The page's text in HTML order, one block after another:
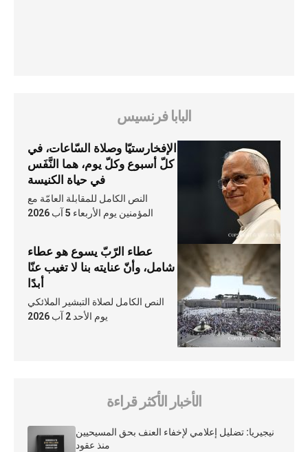
البابا فرنسيس
الإفخارستيّا وصلاة السّاعات، في
كلّ أسبوع وكلّ يوم، هما النَّفَس
في حياة الكنيسة
النص الكامل للمقابلة العامّة مع
المؤمنين يوم الأربعاء 5 آب 2026
عطاء الرّبّ يسوع هو عطاء
شامل، وأنّ عنايته بنا لا تغيب عنّا
أبدًا
النص الكامل لصلاة التبشير الملائكي
يوم الأحد 2 آب 2026
الأخبار الأكثر قراءة
نيجيريا: تضليل إعلامي لإخفاء العنف بحق المسيحيين
منذ عقود